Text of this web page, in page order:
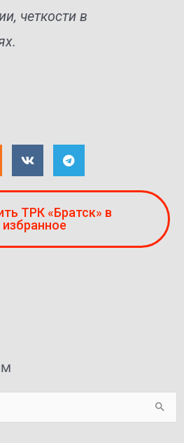
четкости в
ТРК «Братск» в
избранное